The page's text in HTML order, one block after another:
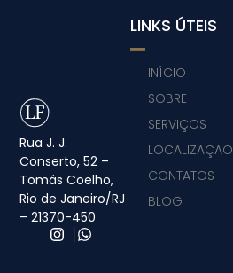
Rua J. J.
Conserto, 52 –
Tomás Coelho,
Rio de Janeiro/RJ
– 21370-450
LINKS ÚTEIS
INÍCIO
SOBRE
SERVIÇOS
LOCALIZAÇÃO
CONTATOS
BLOG